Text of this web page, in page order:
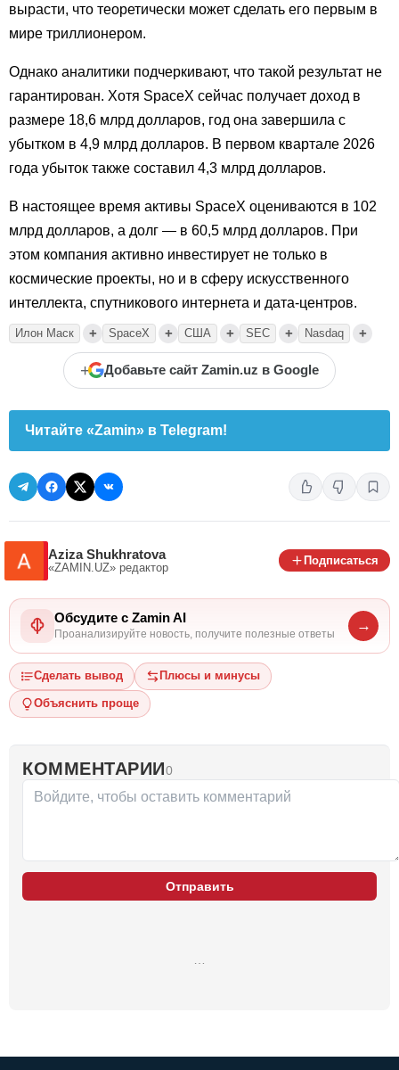
вырасти, что теоретически может сделать его первым в
мире триллионером.
Однако аналитики подчеркивают, что такой результат не
гарантирован. Хотя SpaceX сейчас получает доход в
размере 18,6 млрд долларов, год она завершила с
убытком в 4,9 млрд долларов. В первом квартале 2026
года убыток также составил 4,3 млрд долларов.
В настоящее время активы SpaceX оцениваются в 102
млрд долларов, а долг — в 60,5 млрд долларов. При
этом компания активно инвестирует не только в
космические проекты, но и в сферу искусственного
интеллекта, спутникового интернета и дата-центров.
Илон Маск + SpaceX + США + SEC + Nasdaq +
+ Добавьте сайт Zamin.uz в Google
Читайте «Zamin» в Telegram!
Aziza Shukhratova
«ZAMIN.UZ» редактор
Подписаться
Обсудите с Zamin AI
Проанализируйте новость, получите полезные ответы
→
Сделать вывод Плюсы и минусы
Объяснить проще
КОММЕНТАРИИ0
Отправить